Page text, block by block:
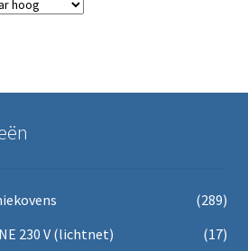
op prijs: laag naar hoog
(289)
230 V (lichtnet)
(17)